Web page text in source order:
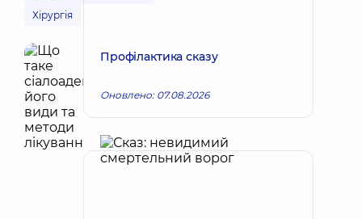
Хірургія
Профілактика сказу
Оновлено: 07.08.2026